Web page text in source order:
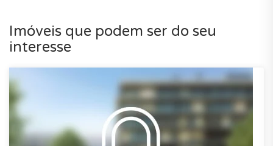
Imóveis que podem ser do seu
interesse